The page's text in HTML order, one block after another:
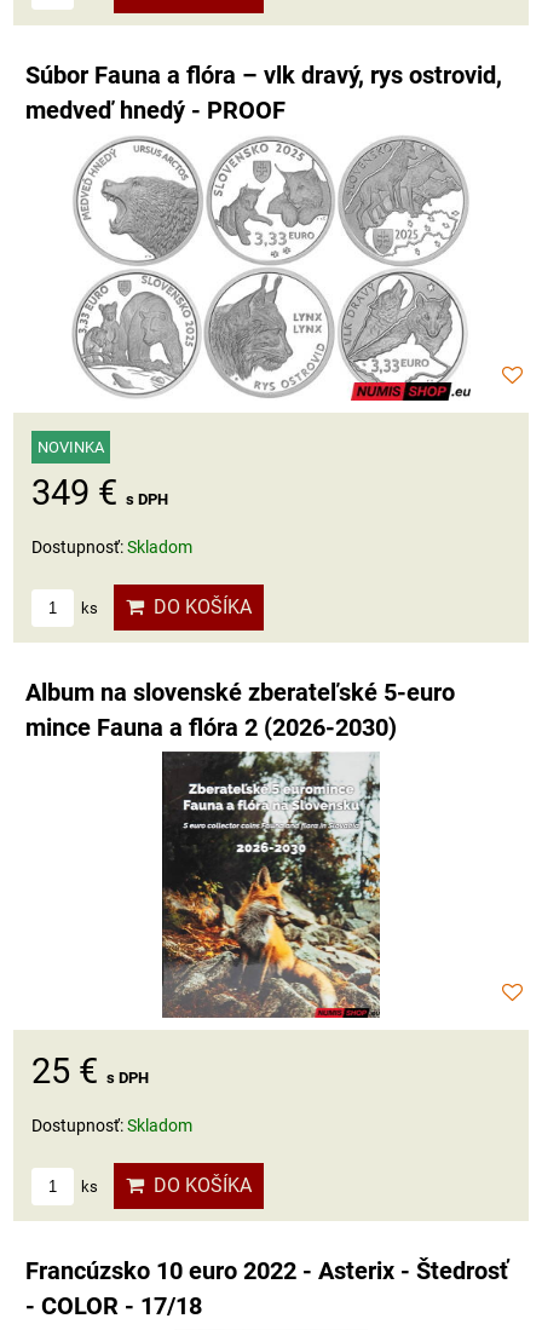
Súbor Fauna a flóra – vlk dravý, rys ostrovid,
medveď hnedý - PROOF
NOVINKA
349 € s DPH
Dostupnosť:Skladom
ks DO KOŠÍKA
Album na slovenské zberateľské 5-euro
mince Fauna a flóra 2 (2026-2030)
25 € s DPH
Dostupnosť:Skladom
ks DO KOŠÍKA
Francúzsko 10 euro 2022 - Asterix - Štedrosť
- COLOR - 17/18